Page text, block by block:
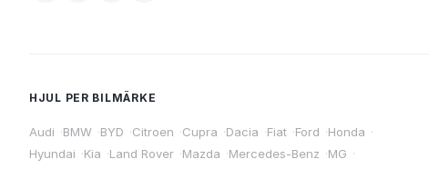
HJUL PER BILMÄRKE
Audi ·BMW ·BYD ·Citroen ·Cupra ·Dacia ·Fiat ·Ford ·Honda ·
Hyundai ·Kia ·Land Rover ·Mazda ·Mercedes-Benz ·MG ·